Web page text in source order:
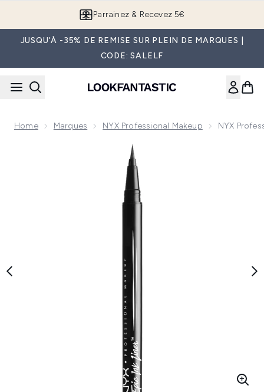
Parrainez & Recevez 5€
JUSQU'À -35% DE REMISE SUR PLEIN DE MARQUES |
CODE: SALELF
Home Marques NYX Professional Makeup NYX
Now showing image 1 NYX Professional Makeup Epic Ink